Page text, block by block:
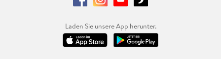
Laden Sie unsere App herunter.